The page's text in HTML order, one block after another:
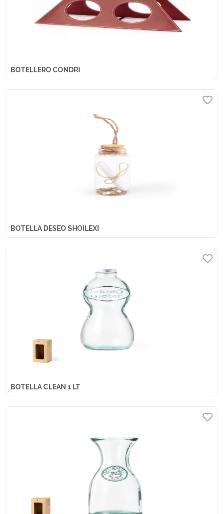
BOTELLERO CONDRI
BOTELLA DESEO SHOILEXI
BOTELLA CLEAN 1 LT